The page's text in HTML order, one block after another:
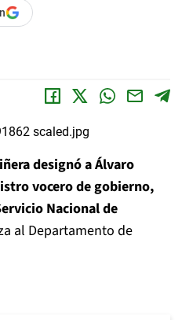
designó a Álvaro
vocero de gobierno,
Nacional de
al Departamento de